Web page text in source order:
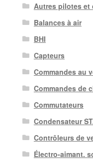
Autres pilotes et
Balances à air
BHI
Capteurs
Commandes au
Commandes de
Commutateurs
Condensateur
Contrôleurs de
Électro-aimant.